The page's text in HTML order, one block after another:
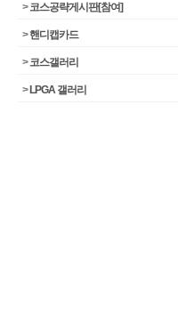
>코스공략게시판[참여]
>핸디캡카드
>코스갤러리
> LPGA 갤러리